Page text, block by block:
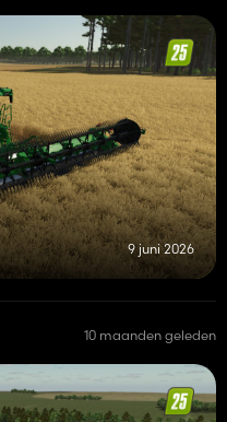
9 juni 2026
10 maanden geleden